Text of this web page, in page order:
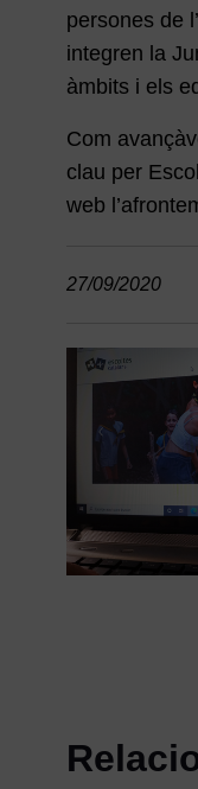
persones de
integren la
àmbits i els
Com
clau per
web
27/09/2020